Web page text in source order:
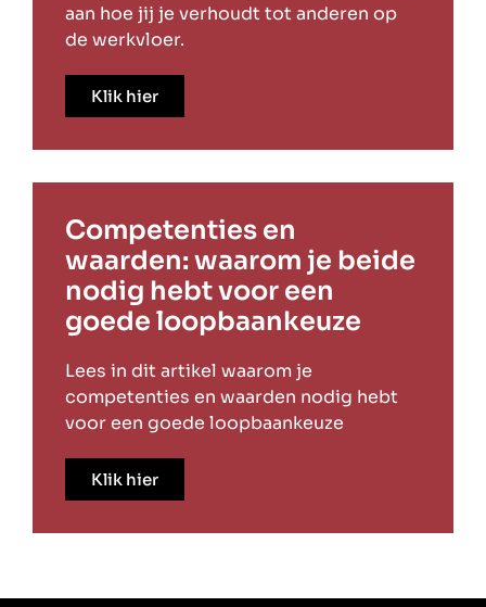
aan hoe jij je verhoudt tot anderen op
de werkvloer.
Klik hier
Competenties en
waarden: waarom je beide
nodig hebt voor een
goede loopbaankeuze
Lees in dit artikel waarom je
competenties en waarden nodig hebt
voor een goede loopbaankeuze
Klik hier